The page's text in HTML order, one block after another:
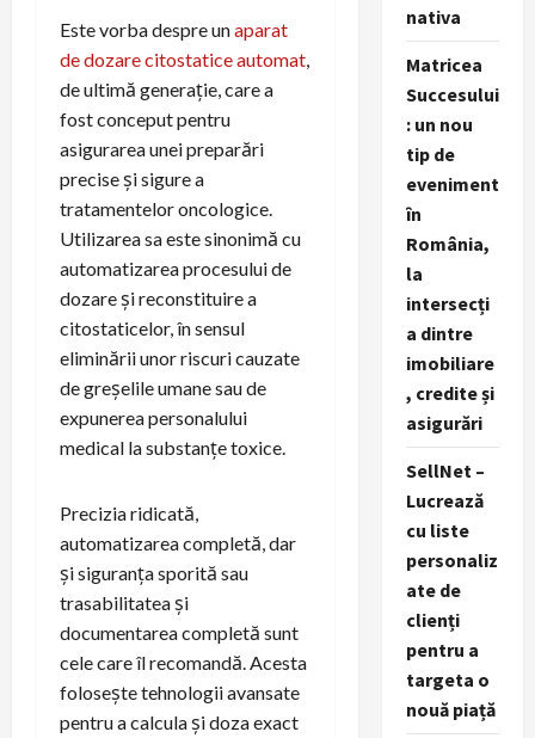
Este vorba despre unaparat
de dozare citostatice automat,
de ultimă generație, care a
fost conceput pentru
asigurarea unei preparări
precise și sigure a
tratamentelor oncologice.
Utilizarea sa este sinonimă cu
automatizarea procesului de
dozare și reconstituire a
citostaticelor, în sensul
eliminării unor riscuri cauzate
de greșelile umane sau de
expunerea personalului
medical la substanțe toxice.
Precizia ridicată,
automatizarea completă, dar
și siguranța sporită sau
trasabilitatea și
documentarea completă sunt
cele care îl recomandă. Acesta
folosește tehnologii avansate
pentru a calcula și doza exact
nativa
Matricea
Succesului
: un nou
tip de
eveniment
în
România,
la
intersecți
a dintre
imobiliare
, credite și
asigurări
SellNet –
Lucrează
cu liste
personaliz
ate de
clienți
pentru a
targeta o
nouă piață